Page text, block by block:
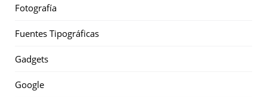
Fotografía
Fuentes Tipográficas
Gadgets
Google